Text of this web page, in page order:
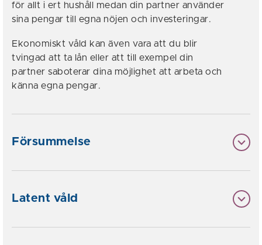
för allt i ert hushåll medan din partner använder
sina pengar till egna nöjen och investeringar.
Ekonomiskt våld kan även vara att du blir
tvingad att ta lån eller att till exempel din
partner saboterar dina möjlighet att arbeta och
känna egna pengar.
Försummelse
Latent våld